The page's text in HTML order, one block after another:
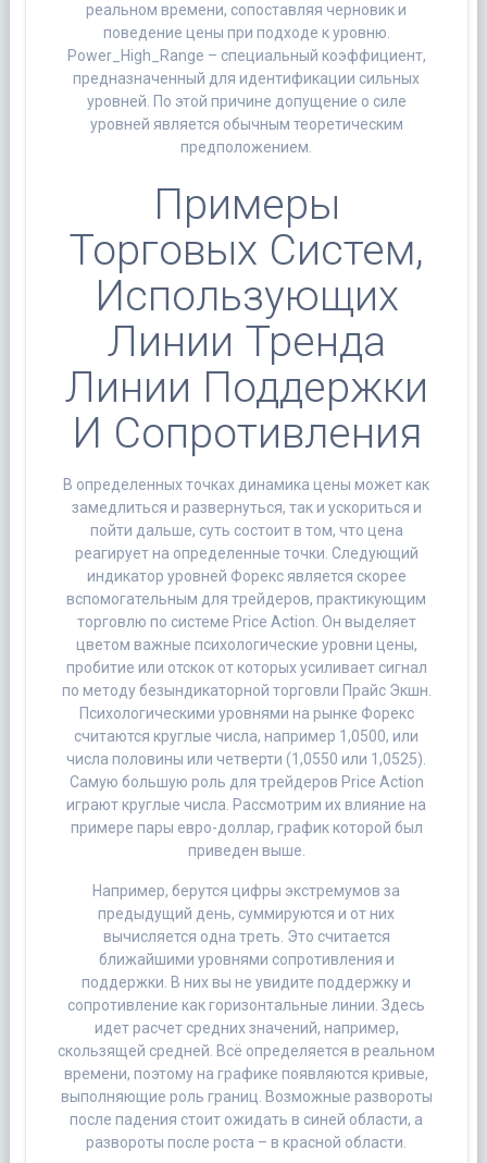
реальном времени, сопоставляя черновик и
поведение цены при подходе к уровню.
Power_High_Range – специальный коэффициент,
предназначенный для идентификации сильных
уровней. По этой причине допущение о силе
уровней является обычным теоретическим
предположением.
Примеры
Торговых Систем,
Использующих
Линии Тренда
Линии Поддержки
И Сопротивления
В определенных точках динамика цены может как
замедлиться и развернуться, так и ускориться и
пойти дальше, суть состоит в том, что цена
реагирует на определенные точки. Следующий
индикатор уровней Форекс является скорее
вспомогательным для трейдеров, практикующим
торговлю по системе Price Action. Он выделяет
цветом важные психологические уровни цены,
пробитие или отскок от которых усиливает сигнал
по методу безындикаторной торговли Прайс Экшн.
Психологическими уровнями на рынке Форекс
считаются круглые числа, например 1,0500, или
числа половины или четверти (1,0550 или 1,0525).
Самую большую роль для трейдеров Price Action
играют круглые числа. Рассмотрим их влияние на
примере пары евро-доллар, график которой был
приведен выше.
Например, берутся цифры экстремумов за
предыдущий день, суммируются и от них
вычисляется одна треть. Это считается
ближайшими уровнями сопротивления и
поддержки. В них вы не увидите поддержку и
сопротивление как горизонтальные линии. Здесь
идет расчет средних значений, например,
скользящей средней. Всё определяется в реальном
времени, поэтому на графике появляются кривые,
выполняющие роль границ. Возможные развороты
после падения стоит ожидать в синей области, а
развороты после роста – в красной области.